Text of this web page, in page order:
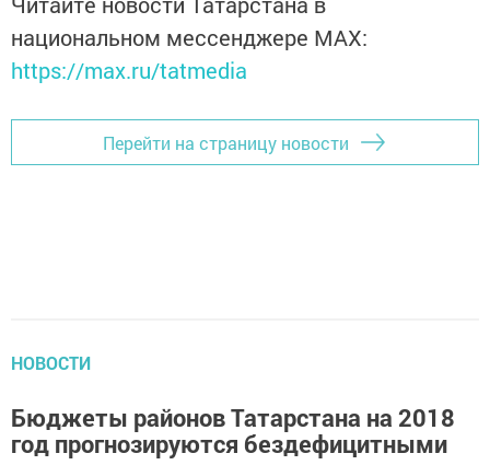
национальном мессенджере MАХ:
https://max.ru/tatmedia
Перейти на страницу новости
НОВОСТИ
Бюджеты районов Татарстана на 2018
год прогнозируются бездефицитными